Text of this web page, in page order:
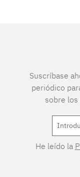
Suscríbase
periódico
sobre
He leído la